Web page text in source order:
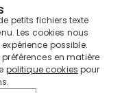
petits fichiers texte
Les cookies nous
possible.
en matière
politique cookies pour